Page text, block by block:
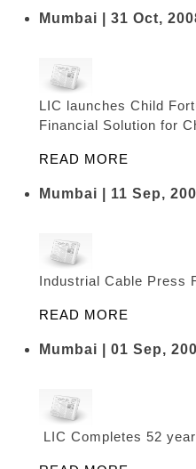
Mumbai | 31 Oct,
LIC launches Child
Financial Solution for
READ MORE
Mumbai | 11 Sep,
Industrial Cable Press
READ MORE
Mumbai | 01 Sep,
LIC Completes 52